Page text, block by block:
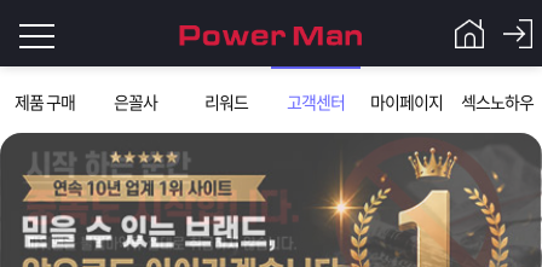
제품 구매 은꼴사 리워드 고객센터 마이페이지 섹스노하우
그
인
이
로